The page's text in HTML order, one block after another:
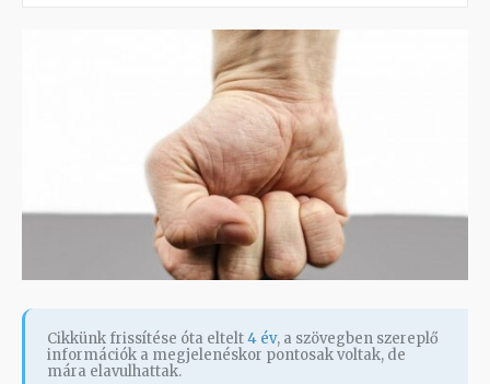
Cikkünk frissítése óta eltelt4 év, a szövegben szereplő
információk a megjelenéskor pontosak voltak, de
mára elavulhattak.